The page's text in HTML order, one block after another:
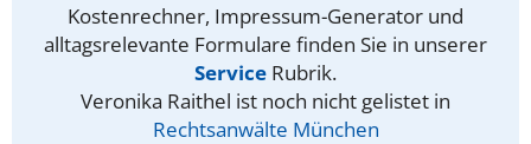
Kostenrechner, Impressum-Generator und
alltagsrelevante Formulare finden Sie in unserer
Service Rubrik.
Veronika Raithel ist noch nicht gelistet in
Rechtsanwälte München